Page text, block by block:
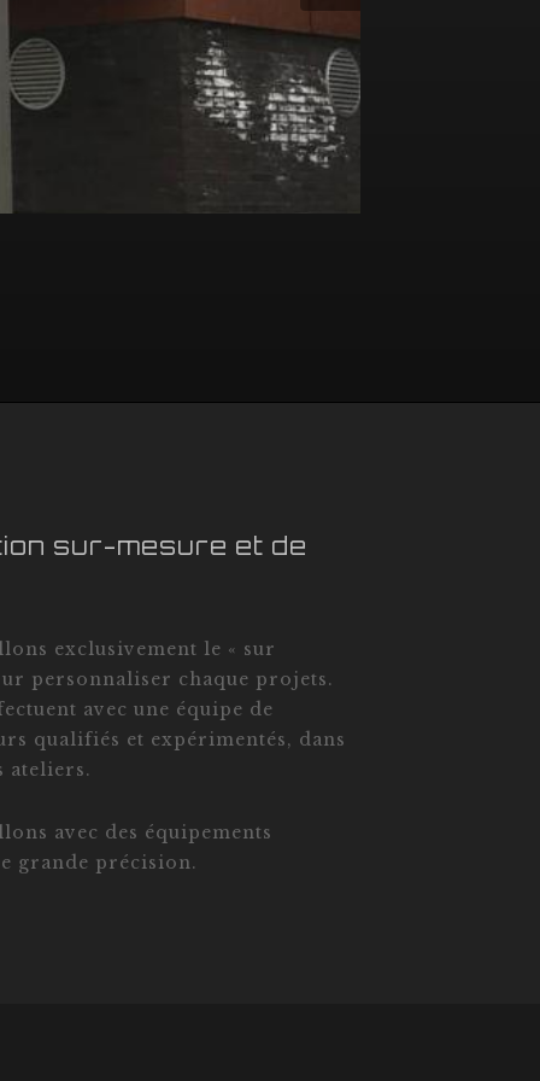
sur-mesure et de
exclusivement le « sur
personnaliser chaque projets.
avec une équipe de
qualifiés et expérimentés, dans
ateliers.
avec des équipements
grande précision.